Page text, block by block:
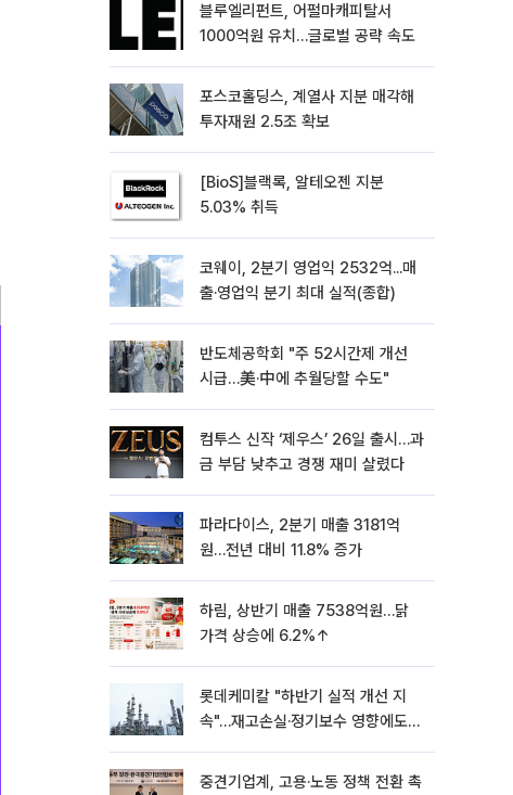
블루엘리펀트, 어펄마캐피탈서
1000억원 유치…글로벌 공략 속도
포스코홀딩스, 계열사 지분 매각해
투자재원 2.5조 확보
[BioS]블랙록, 알테오젠 지분
5.03% 취득
코웨이, 2분기 영업익 2532억...매
출·영업익 분기 최대 실적(종합)
반도체공학회 "주 52시간제 개선
시급…美·中에 추월당할 수도"
컴투스 신작 ‘제우스’ 26일 출시…과
금 부담 낮추고 경쟁 재미 살렸다
파라다이스, 2분기 매출 3181억
원…전년 대비 11.8% 증가
하림, 상반기 매출 7538억원…닭
가격 상승에 6.2%↑
롯데케미칼 "하반기 실적 개선 지
속"…재고손실·정기보수 영향에도
중견기업계, 고용·노동 정책 전환 촉